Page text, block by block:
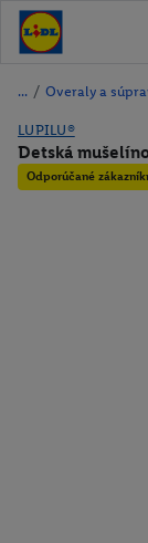
/ Overaly a
LUPILU®
Detská
Odporúčané